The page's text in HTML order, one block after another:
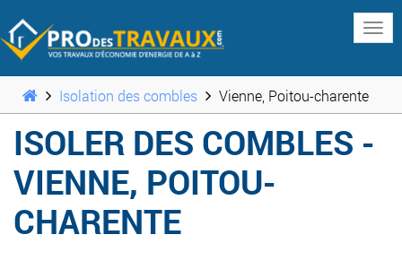
Isolation des combles Vienne, Poitou-charente
ISOLER DES COMBLES -
VIENNE, POITOU-
CHARENTE